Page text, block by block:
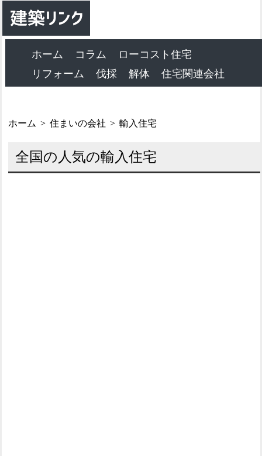
ホーム コラム
ローコスト住宅
リフォーム
伐採 解体 住宅関連会社
ホーム 住まいの会社 輸入住宅
全国の人気の輸入住宅